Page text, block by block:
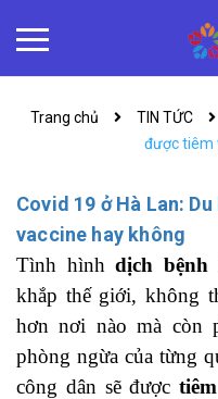
Trang chủ TIN TỨC
được tiêm
Covid 19 ở Hà Lan:
vaccine hay không
Tình hìnhdịch bệnh
khắp thế giới, không
hơn nơi nào mà còn
phòng ngừa của từng
công dân sẽ được